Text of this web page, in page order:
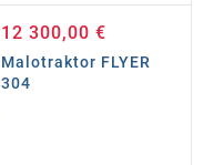
12 300,00 €Cena
Malotraktor FLYER
304